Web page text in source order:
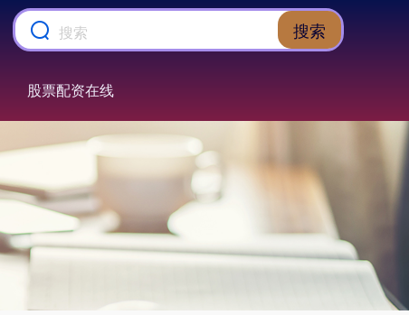
搜索
股票配资在线
上证综指 3940.04 +39.68 +1.02%